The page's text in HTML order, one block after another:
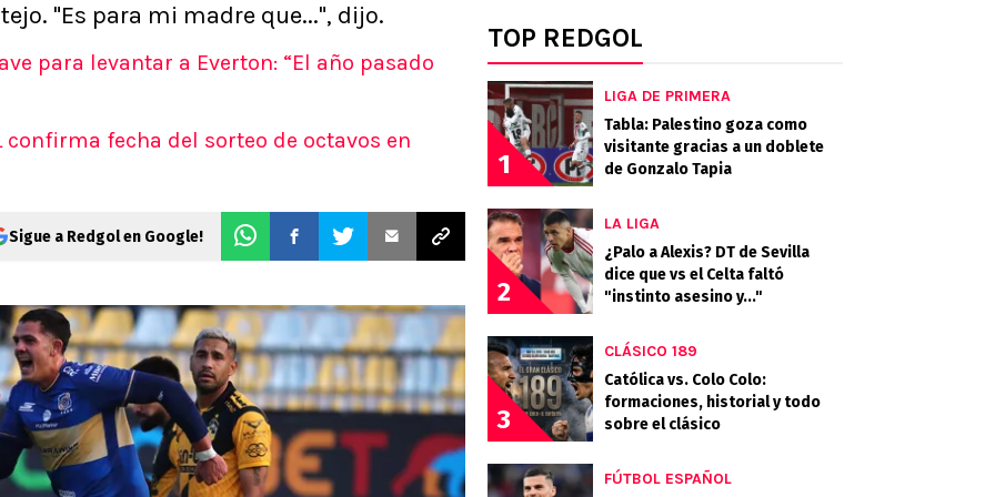
"Es para mi madre que...", dijo.
para levantar a Everton: “El año pasado
confirma fecha del sorteo de octavos en
Sigue a Redgol en Google!
TOP REDGOL
1
LIGA DE PRIMERA
Tabla: Palestino goza como
visitante gracias a un doblete
de Gonzalo Tapia
2
LA LIGA
¿Palo a Alexis? DT de Sevilla
dice que vs el Celta faltó
"instinto asesino y..."
3
CLÁSICO 189
Católica vs. Colo Colo:
formaciones, historial y todo
sobre el clásico
FÚTBOL ESPAÑOL